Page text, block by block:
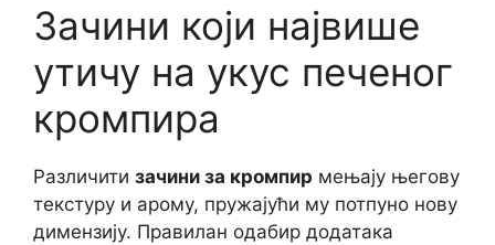
Зачини који највише
утичу на укус печеног
кромпира
Различити зачини за кромпир мењају његову
текстуру и арому, пружајући му потпуно нову
димензију. Правилан одабир додатака